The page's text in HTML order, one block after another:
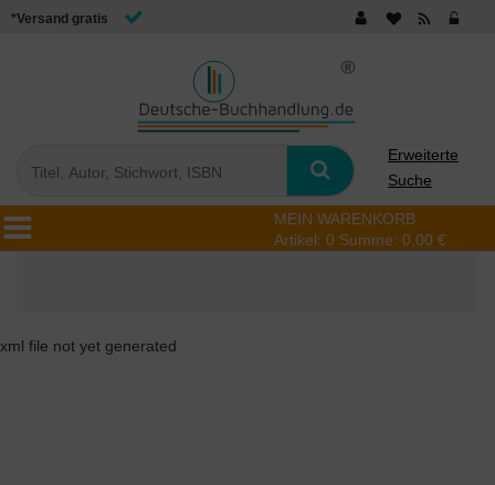
*Versand gratis
Erweiterte
Suche
MEIN WARENKORB
Artikel: 0 Summe: 0,00 €
xml file not yet generated